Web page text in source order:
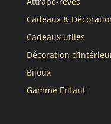
Cadeaux &
Cadeaux utiles
Décoration
Bijoux
Gamme Enfant